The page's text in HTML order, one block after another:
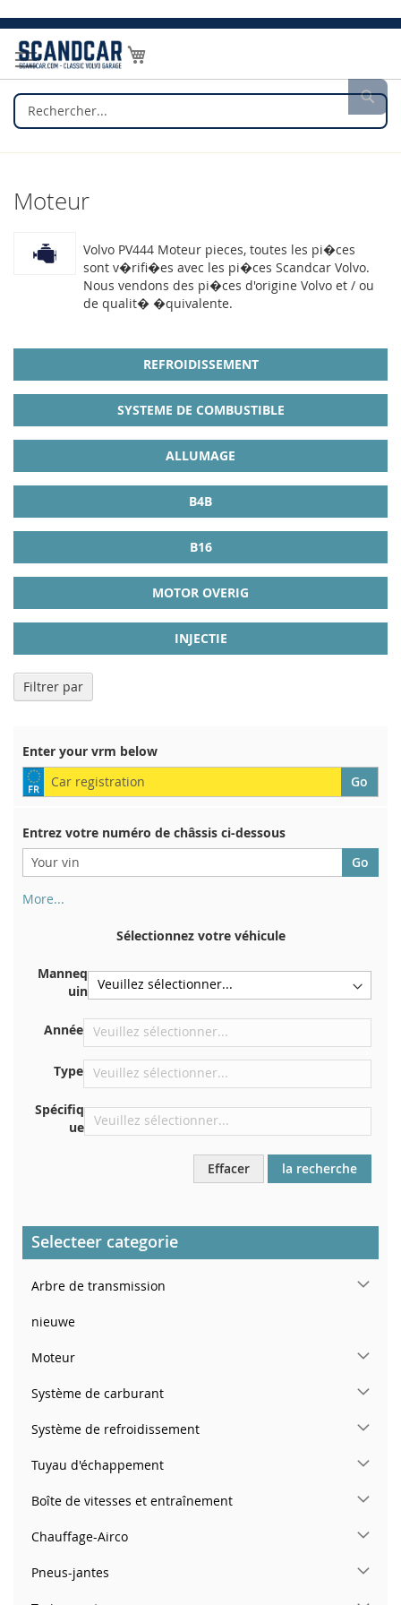
Allez
au
contenu
Mon panier
Moteur
Volvo PV444 Moteur pieces, toutes les pi�ces
sont v�rifi�es avec les pi�ces Scandcar Volvo.
Nous vendons des pi�ces d'origine Volvo et / ou
de qualit� �quivalente.
REFROIDISSEMENT
SYSTEME DE COMBUSTIBLE
ALLUMAGE
B4B
B16
MOTOR OVERIG
INJECTIE
Enter your vrm below
Entrez votre numéro de châssis ci-dessous
More...
d'immatriculation. Et aussi dans la voiture
Centrer contre la cloison sous le capot
Directement dans le compartiment moteur
Près du pare-brise, sur le tableau de bord
Dans le montant de porte arrière droit
Sélectionnez votre véhicule
Manneq
uin
Année
Type
Spécifiq
ue
Effacer la recherche
Selecteer categorie
Arbre de transmission
nieuwe
Moteur
Système de carburant
Système de refroidissement
Tuyau d'échappement
Boîte de vitesses et entraînement
Chauffage-Airco
Pneus-jantes
Filtrer par